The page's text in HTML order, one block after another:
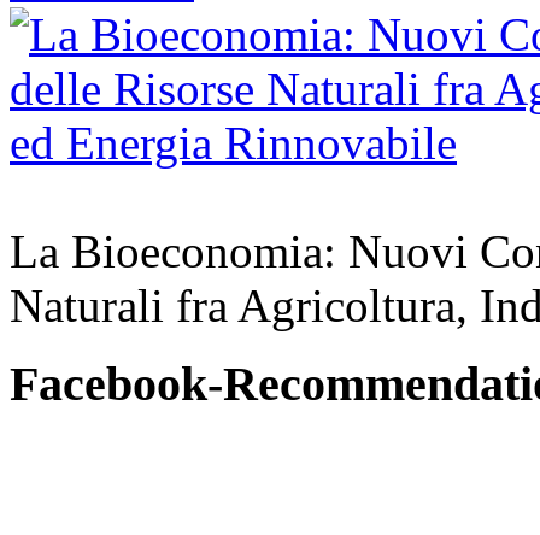
La Bioeconomia: Nuovi
Naturali fra Agricoltura,
Facebook-